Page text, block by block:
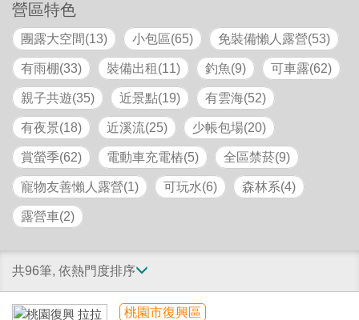
營區特色
團露大空間(13) 小包區(65) 免裝備懶人露營(53)
有雨棚(33) 裝備出租(11) 釣魚(9) 可車露(62)
親子共遊(35) 近景點(19) 有雲海(52)
有夜景(18) 近溪流(25) 少帳包場(20)
賞螢季(62) 電動車充電樁(5) 全區禁菸(9)
寵物友善懶人露營(1) 可玩水(6) 森林系(4)
露營車(2)
共96筆, 依熱門度排序
桃園市復興區